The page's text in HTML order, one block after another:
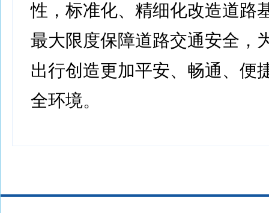
性，标准化、精细化改造道路
最大限度保障道路交通安全，
出行创造更加平安、畅通、便
全环境。